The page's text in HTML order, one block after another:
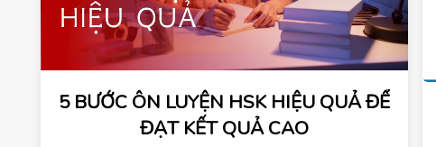
5 BƯỚC ÔN LUYỆN HSK HIỆU QUẢ ĐỂ
ĐẠT KẾT QUẢ CAO